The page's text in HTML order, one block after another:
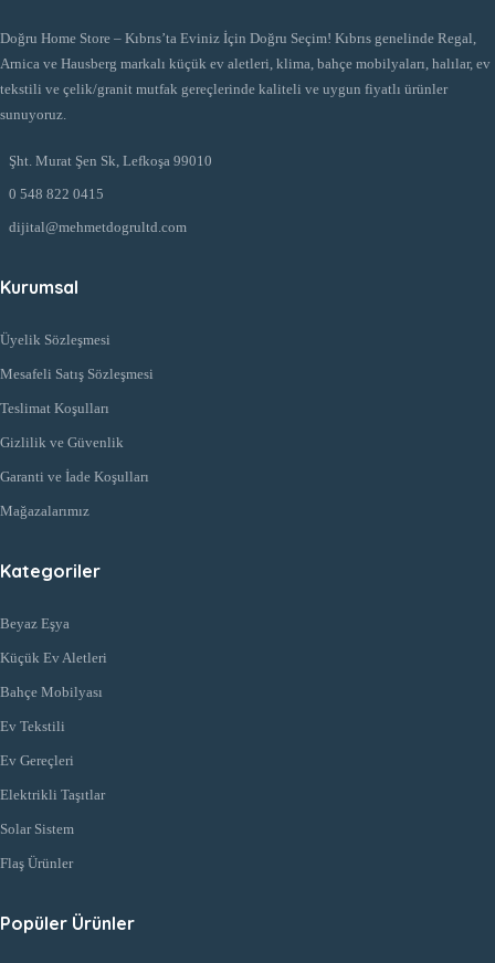
Doğru Home Store – Kıbrıs’ta Eviniz İçin Doğru Seçim! Kıbrıs genelinde Regal,
Arnica ve Hausberg markalı küçük ev aletleri, klima, bahçe mobilyaları, halılar, ev
tekstili ve çelik/granit mutfak gereçlerinde kaliteli ve uygun fiyatlı ürünler
sunuyoruz.
Şht. Murat Şen Sk, Lefkoşa 99010
0 548 822 0415
dijital@mehmetdogrultd.com
Kurumsal
Üyelik Sözleşmesi
Mesafeli Satış Sözleşmesi
Teslimat Koşulları
Gizlilik ve Güvenlik
Garanti ve İade Koşulları
Mağazalarımız
Kategoriler
Beyaz Eşya
Küçük Ev Aletleri
Bahçe Mobilyası
Ev Tekstili
Ev Gereçleri
Elektrikli Taşıtlar
Solar Sistem
Flaş Ürünler
Popüler Ürünler